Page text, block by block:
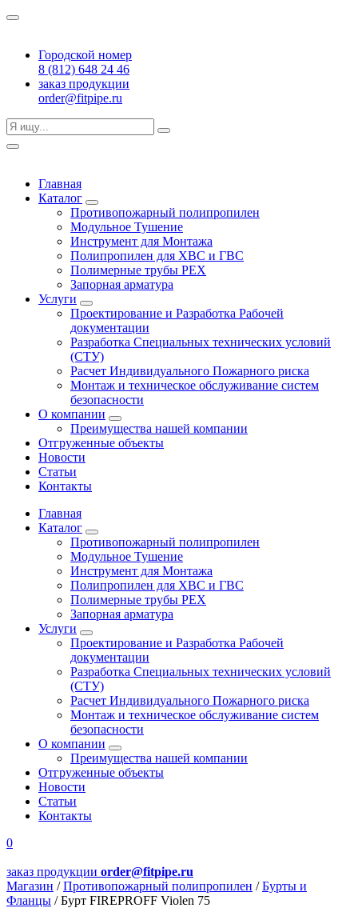
Городской номер
8 (812) 648 24 46
заказ продукции
order@fitpipe.ru
Главная
Каталог
Противопожарный полипропилен
Модульное Тушение
Инструмент для Монтажа
Полипропилен для ХВС и ГВС
Полимерные трубы PEX
Запорная арматура
Услуги
Проектирование и Разработка Рабочей
документации
Разработка Специальных технических условий
(СТУ)
Расчет Индивидуального Пожарного риска
Монтаж и техническое обслуживание систем
безопасности
О компании
Преимущества нашей компании
Отгруженные объекты
Новости
Статьи
Контакты
Главная
Каталог
Противопожарный полипропилен
Модульное Тушение
Инструмент для Монтажа
Полипропилен для ХВС и ГВС
Полимерные трубы PEX
Запорная арматура
Услуги
Проектирование и Разработка Рабочей
документации
Разработка Специальных технических условий
(СТУ)
Расчет Индивидуального Пожарного риска
Монтаж и техническое обслуживание систем
безопасности
О компании
Преимущества нашей компании
Отгруженные объекты
Новости
Статьи
Контакты
0
заказ продукции order@fitpipe.ru
Магазин /Противопожарный полипропилен /Бурты и
Фланцы /Бурт FIREPROFF Violen 75